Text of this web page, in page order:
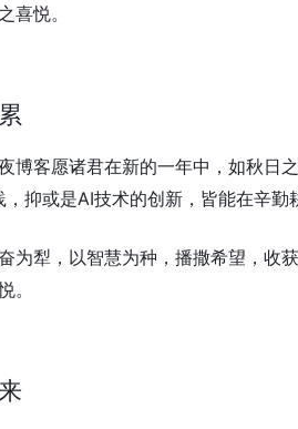
喜悦。
博客愿诸君在新的一年中，如秋日
抑或是AI技术的创新，皆能在辛勤
为犁，以智慧为种，播撒希望，收
。